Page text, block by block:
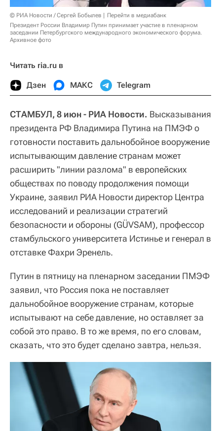
© РИА Новости / Сергей Бобылев
Перейти в медиабанк
Президент России Владимир Путин принимает участие в пленарном
заседании Петербургского международного экономического форума.
Архивное фото
Читать ria.ru в
Дзен МАКС Telegram
СТАМБУЛ, 8 июн - РИА Новости. Высказывания
президента РФ Владимира Путина на ПМЭФ о
готовности поставить дальнобойное вооружение
испытывающим давление странам может
расширить "линии разлома" в европейских
обществах по поводу продолжения помощи
Украине, заявил РИА Новости директор Центра
исследований и реализации стратегий
безопасности и обороны (GÜVSAM), профессор
стамбульского университета Истинье и генерал в
отставке Фахри Эренель.
Путин в пятницу на пленарном заседании ПМЭФ
заявил, что Россия пока не поставляет
дальнобойное вооружение странам, которые
испытывают на себе давление, но оставляет за
собой это право. В то же время, по его словам,
сказать, что это будет сделано завтра, нельзя.